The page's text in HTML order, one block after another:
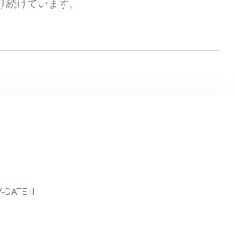
けています。
DATE II